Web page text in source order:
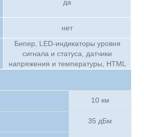
да
нет
Бипер, LED-индикаторы уровня
сигнала и статуса, датчики
напряжения и температуры, HTML
10 км
35 дБм